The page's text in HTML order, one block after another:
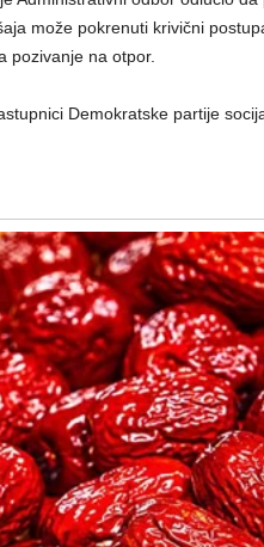
može pokrenuti krivični
pozivanje na otpor.
Demokratske partije